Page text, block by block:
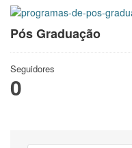
Pós Graduação
Seguidores
0